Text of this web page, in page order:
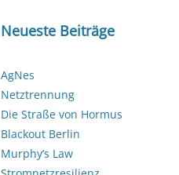
Neueste Beiträge
AgNes
Netztrennung
Die Straße von Hormus
Blackout Berlin
Murphy’s Law